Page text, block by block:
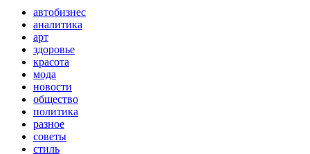
автобизнес
аналитика
арт
здоровье
красота
мода
новости
общество
политика
разное
советы
стиль